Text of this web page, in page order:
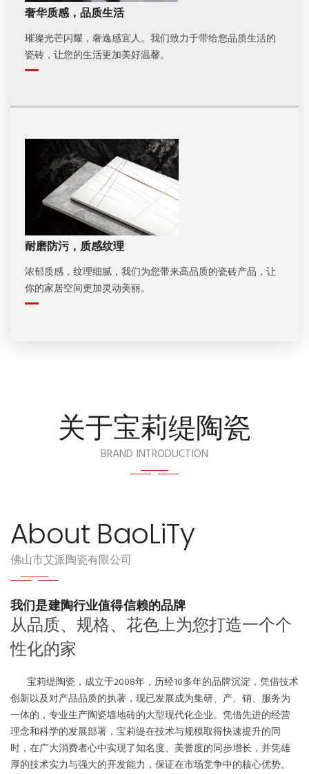
奢华质感，品质生活
璀璨光芒闪耀，奢逸感宜人。我们致力于带给您品质生活的
瓷砖，让您的生活更加美好温馨。
耐磨防污，质感纹理
浓郁质感，纹理细腻，我们为您带来高品质的瓷砖产品，让
你的家居空间更加灵动美丽。
关于宝莉缇陶瓷
BRAND INTRODUCTION
About BaoLiTy
佛山市艾派陶瓷有限公司
我们是建陶行业值得信赖的品牌
从品质、规格、花色上为您打造一个个
性化的家
宝莉缇陶瓷，成立于2008年，历经10多年的品牌沉淀，凭借技术
创新以及对产品品质的执著，现已发展成为集研、产、销、服务为
一体的，专业生产陶瓷墙地砖的大型现代化企业。凭借先进的经营
理念和科学的发展部署，宝莉缇在技术与规模取得快速提升的同
时，在广大消费者心中实现了知名度、美誉度的同步增长，并凭雄
厚的技术实力与强大的开发能力，保证在市场竞争中的核心优势。